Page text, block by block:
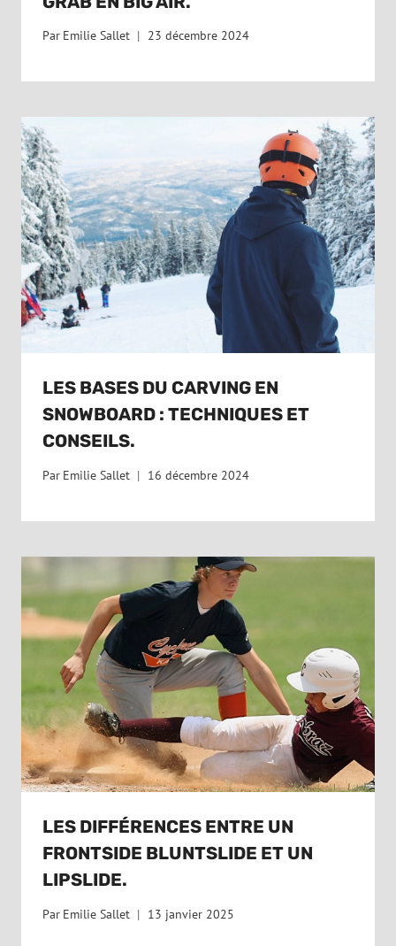
Par Emilie Sallet 23 décembre 2024
LES BASES DU CARVING EN
SNOWBOARD : TECHNIQUES ET
CONSEILS.
Par Emilie Sallet 16 décembre 2024
LES DIFFÉRENCES ENTRE UN
FRONTSIDE BLUNTSLIDE ET UN
LIPSLIDE.
Par Emilie Sallet 13 janvier 2025